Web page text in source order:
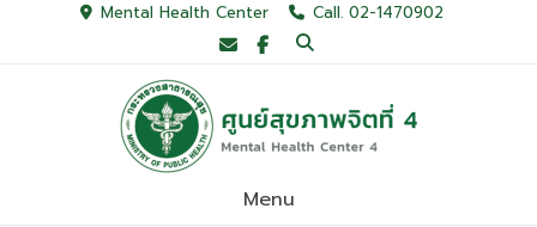
Mental Health Center Call. 02-1470902
Menu